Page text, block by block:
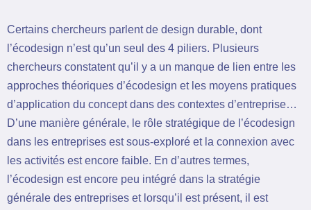
Certains chercheurs parlent de design durable, dont
l’écodesign n’est qu’un seul des 4 piliers. Plusieurs
chercheurs constatent qu’il y a un manque de lien entre les
approches théoriques d’écodesign et les moyens pratiques
d’application du concept dans des contextes d’entreprise…
D’une manière générale, le rôle stratégique de l’écodesign
dans les entreprises est sous-exploré et la connexion avec
les activités est encore faible. En d’autres termes,
l’écodesign est encore peu intégré dans la stratégie
générale des entreprises et lorsqu’il est présent, il est